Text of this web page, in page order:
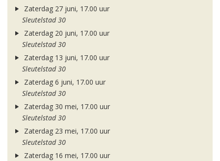
Zaterdag 27 juni, 17.00 uur
Sleutelstad 30
Zaterdag 20 juni, 17.00 uur
Sleutelstad 30
Zaterdag 13 juni, 17.00 uur
Sleutelstad 30
Zaterdag 6 juni, 17.00 uur
Sleutelstad 30
Zaterdag 30 mei, 17.00 uur
Sleutelstad 30
Zaterdag 23 mei, 17.00 uur
Sleutelstad 30
Zaterdag 16 mei, 17.00 uur